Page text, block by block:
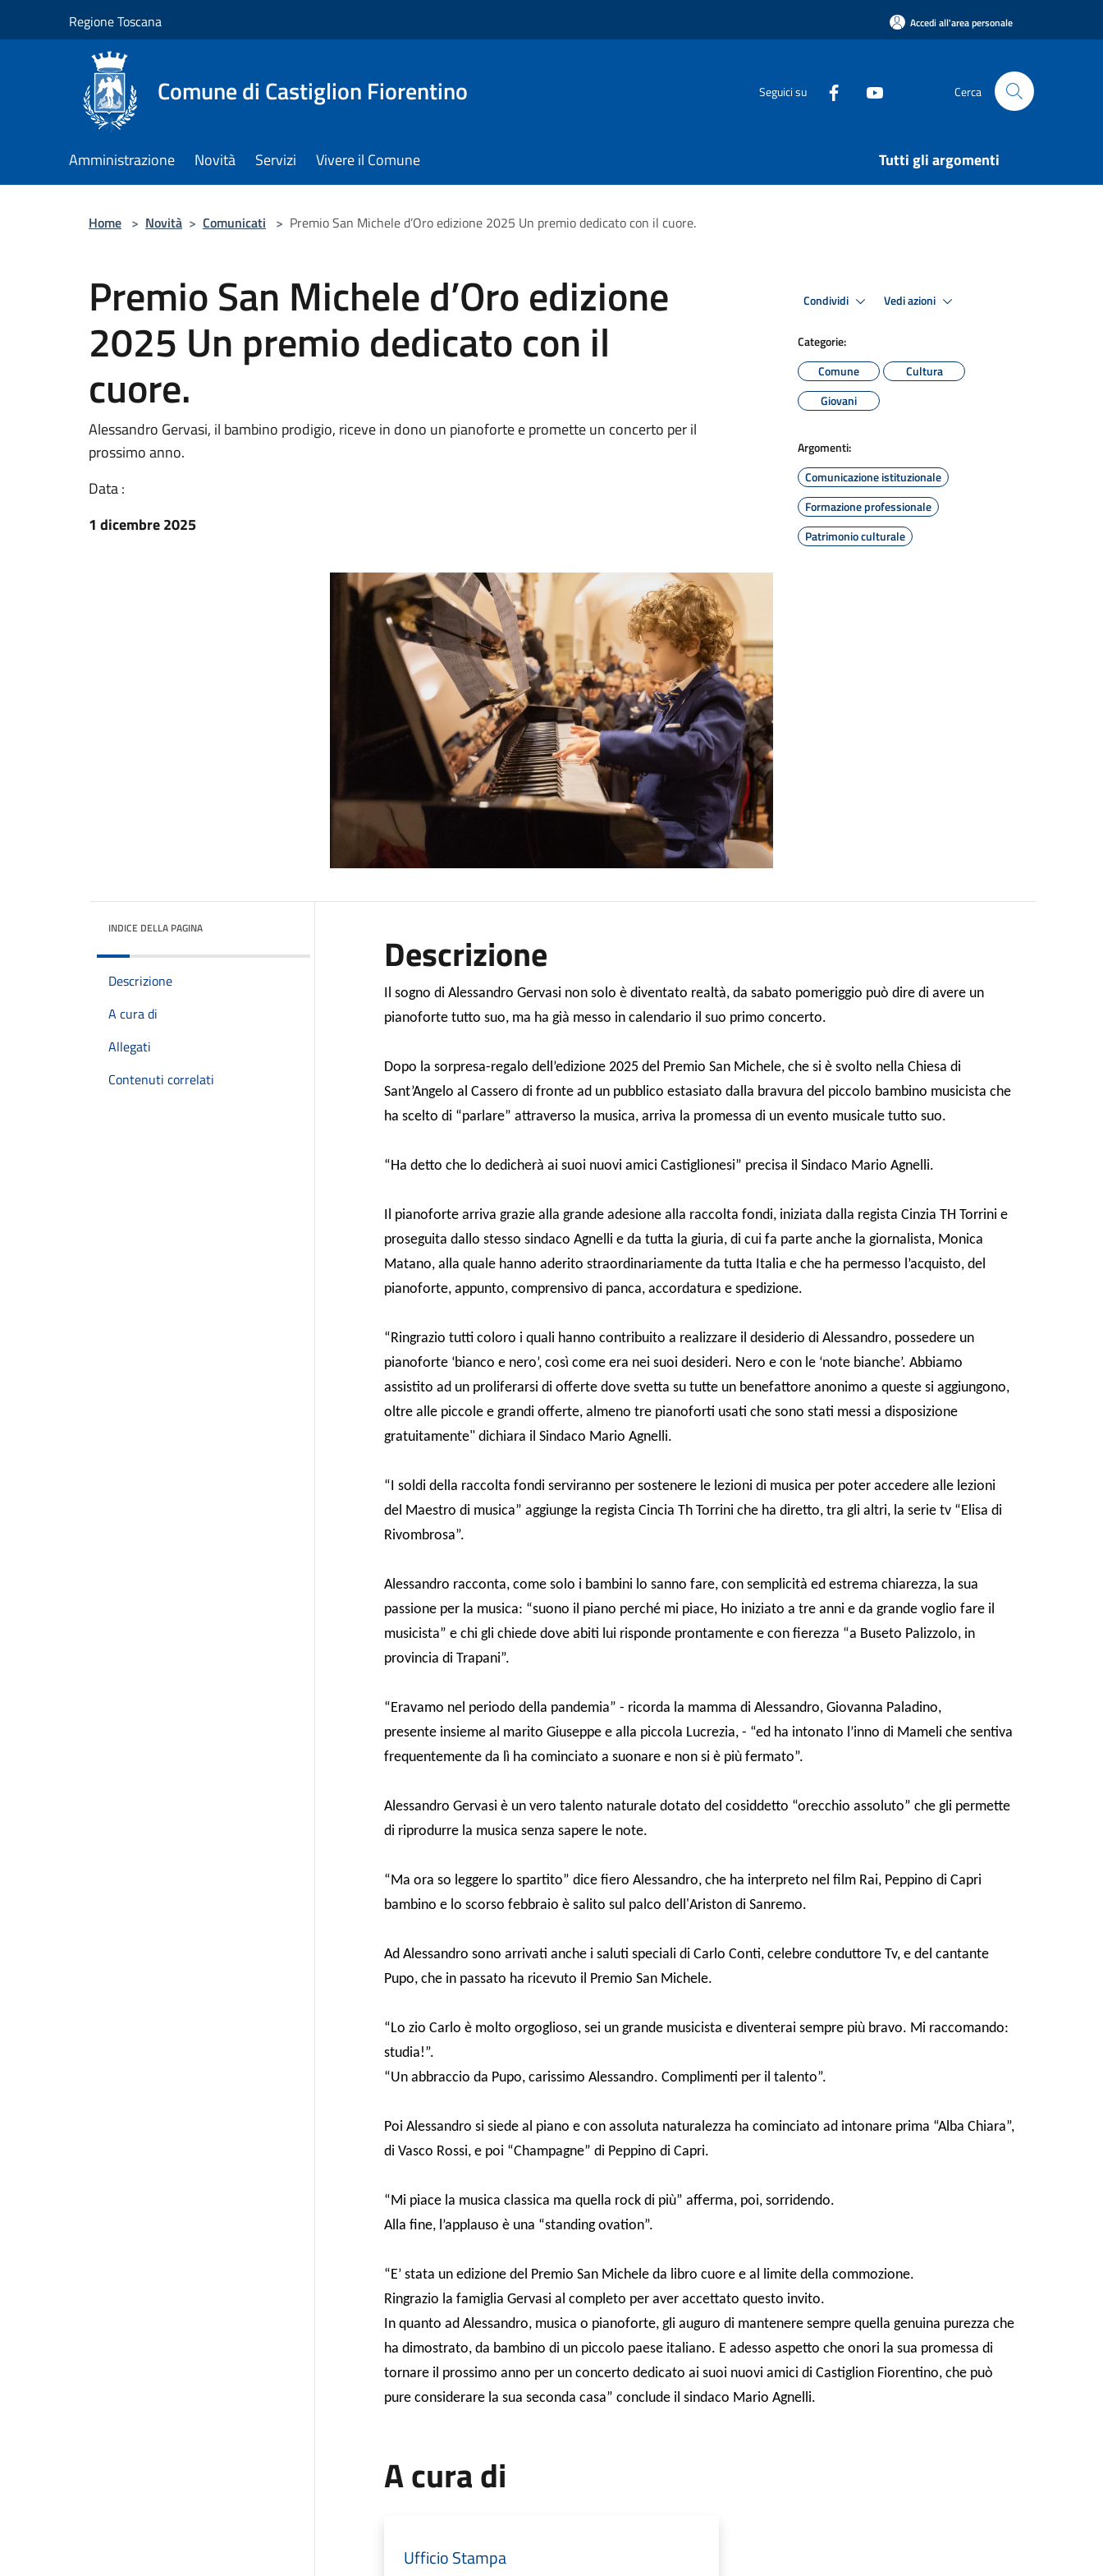
Regione Toscana Accedi all'area personale
Comune di Castiglion Fiorentino Seguici su Cerca
Amministrazione Novità Servizi Vivere il Comune Tutti gli argomenti
Home > Novità > Comunicati > Premio San Michele d’Oro edizione 2025 Un premio dedicato con il cuore.
Premio San Michele d’Oro edizione
2025 Un premio dedicato con il
cuore.
Alessandro Gervasi, il bambino prodigio, riceve in dono un pianoforte e promette un concerto per il
prossimo anno.
Data :
1 dicembre 2025
Condividi Vedi azioni
Categorie:
Comune
Cultura
Giovani
Argomenti:
Comunicazione istituzionale
Formazione professionale
Patrimonio culturale
INDICE DELLA PAGINA
Descrizione
A cura di
Allegati
Contenuti correlati
Descrizione
Il sogno di Alessandro Gervasi non solo è diventato realtà, da sabato pomeriggio può dire di avere un
pianoforte tutto suo, ma ha già messo in calendario il suo primo concerto.
Dopo la sorpresa-regalo dell’edizione 2025 del Premio San Michele, che si è svolto nella Chiesa di
Sant’Angelo al Cassero di fronte ad un pubblico estasiato dalla bravura del piccolo bambino musicista che
ha scelto di “parlare” attraverso la musica, arriva la promessa di un evento musicale tutto suo.
“Ha detto che lo dedicherà ai suoi nuovi amici Castiglionesi” precisa il Sindaco Mario Agnelli.
Il pianoforte arriva grazie alla grande adesione alla raccolta fondi, iniziata dalla regista Cinzia TH Torrini e
proseguita dallo stesso sindaco Agnelli e da tutta la giuria, di cui fa parte anche la giornalista, Monica
Matano, alla quale hanno aderito straordinariamente da tutta Italia e che ha permesso l’acquisto, del
pianoforte, appunto, comprensivo di panca, accordatura e spedizione.
“Ringrazio tutti coloro i quali hanno contribuito a realizzare il desiderio di Alessandro, possedere un
pianoforte ‘bianco e nero’, così come era nei suoi desideri. Nero e con le ‘note bianche’. Abbiamo
assistito ad un proliferarsi di offerte dove svetta su tutte un benefattore anonimo a queste si aggiungono,
oltre alle piccole e grandi offerte, almeno tre pianoforti usati che sono stati messi a disposizione
gratuitamente" dichiara il Sindaco Mario Agnelli.
“I soldi della raccolta fondi serviranno per sostenere le lezioni di musica per poter accedere alle lezioni
del Maestro di musica” aggiunge la regista Cincia Th Torrini che ha diretto, tra gli altri, la serie tv “Elisa di
Rivombrosa”.
Alessandro racconta, come solo i bambini lo sanno fare, con semplicità ed estrema chiarezza, la sua
passione per la musica: “suono il piano perché mi piace, Ho iniziato a tre anni e da grande voglio fare il
musicista” e chi gli chiede dove abiti lui risponde prontamente e con fierezza “a Buseto Palizzolo, in
provincia di Trapani”.
“Eravamo nel periodo della pandemia” - ricorda la mamma di Alessandro, Giovanna Paladino,
presente insieme al marito Giuseppe e alla piccola Lucrezia, - “ed ha intonato l’inno di Mameli che sentiva
frequentemente da lì ha cominciato a suonare e non si è più fermato”.
Alessandro Gervasi è un vero talento naturale dotato del cosiddetto “orecchio assoluto” che gli permette
di riprodurre la musica senza sapere le note.
“Ma ora so leggere lo spartito” dice fiero Alessandro, che ha interpreto nel film Rai, Peppino di Capri
bambino e lo scorso febbraio è salito sul palco dell'Ariston di Sanremo.
Ad Alessandro sono arrivati anche i saluti speciali di Carlo Conti, celebre conduttore Tv, e del cantante
Pupo, che in passato ha ricevuto il Premio San Michele.
“Lo zio Carlo è molto orgoglioso, sei un grande musicista e diventerai sempre più bravo. Mi raccomando:
studia!”.
“Un abbraccio da Pupo, carissimo Alessandro. Complimenti per il talento”.
Poi Alessandro si siede al piano e con assoluta naturalezza ha cominciato ad intonare prima “Alba Chiara”,
di Vasco Rossi, e poi “Champagne” di Peppino di Capri.
“Mi piace la musica classica ma quella rock di più” afferma, poi, sorridendo.
Alla fine, l’applauso è una “standing ovation”.
“E’ stata un edizione del Premio San Michele da libro cuore e al limite della commozione.
Ringrazio la famiglia Gervasi al completo per aver accettato questo invito.
In quanto ad Alessandro, musica o pianoforte, gli auguro di mantenere sempre quella genuina purezza che
ha dimostrato, da bambino di un piccolo paese italiano. E adesso aspetto che onori la sua promessa di
tornare il prossimo anno per un concerto dedicato ai suoi nuovi amici di Castiglion Fiorentino, che può
pure considerare la sua seconda casa” conclude il sindaco Mario Agnelli.
A cura di
Ufficio Stampa